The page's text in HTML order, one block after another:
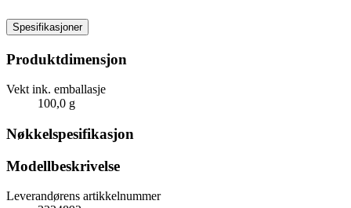
Spesifikasjoner
Produktdimensjon
Vekt ink. emballasje
100,0 g
Nøkkelspesifikasjon
Modellbeskrivelse
Leverandørens artikkelnummer